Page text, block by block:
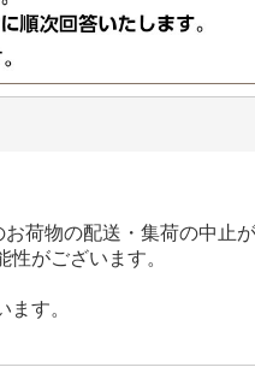
荷物の配送・集荷の中止が
がございます。
す。